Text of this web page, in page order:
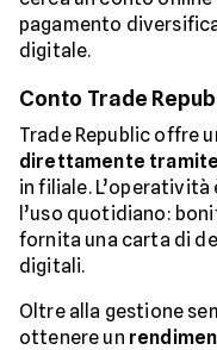
pagamento
digitale.
Conto Trade
Trade Republic offre
direttamente
in filiale.
l’uso quotidiano:
fornita una carta di
digitali.
Oltre alla gestione
ottenere un